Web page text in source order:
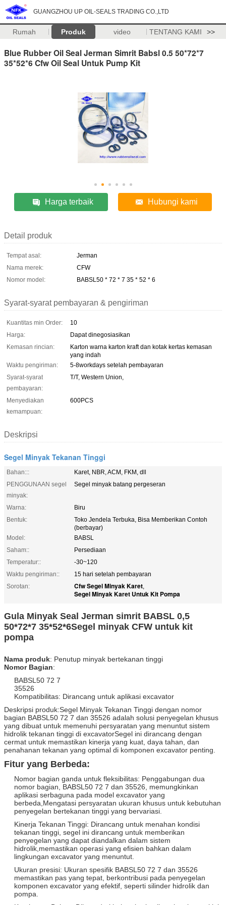
GUANGZHOU UP OIL-SEALS TRADING CO.,LTD
Rumah Produk video TENTANG KAMI >>
Blue Rubber Oil Seal Jerman Simrit Babsl 0.5 50*72*7
35*52*6 Cfw Oil Seal Untuk Pump Kit
Harga terbaik Hubungi kami
Detail produk
Tempat asal:
Jerman
Nama merek:
CFW
Nomor model:
BABSL50 * 72 * 7 35 * 52 * 6
Syarat-syarat pembayaran & pengiriman
Kuantitas min Order:
10
Harga:
Dapat dinegosiasikan
Kemasan rincian:
Karton warna karton kraft dan kotak kertas kemasan
yang indah
Waktu pengiriman:
5-8workdays setelah pembayaran
Syarat-syarat
pembayaran:
T/T, Western Union,
Menyediakan
kemampuan:
600PCS
Deskripsi
Segel Minyak Tekanan Tinggi
Bahan:::
Karet, NBR, ACM, FKM, dll
PENGGUNAAN segel
minyak:
Segel minyak batang pergeseran
Warna:
Biru
Bentuk:
Toko Jendela Terbuka, Bisa Memberikan Contoh
(berbayar)
Model:
BABSL
Saham::
Persediaan
Temperatur::
-30~120
Waktu pengiriman::
15 hari setelah pembayaran
Sorotan:
Cfw Segel Minyak Karet,
Segel Minyak Karet Untuk Kit Pompa
Gula Minyak Seal Jerman simrit BABSL 0,5
50*72*7 35*52*6Segel minyak CFW untuk kit
pompa
Nama produk: Penutup minyak bertekanan tinggi
Nomor Bagian:
BABSL50 72 7
35526
Kompatibilitas: Dirancang untuk aplikasi excavator
Deskripsi produk:Segel Minyak Tekanan Tinggi dengan nomor
bagian BABSL50 72 7 dan 35526 adalah solusi penyegelan khusus
yang dibuat untuk memenuhi persyaratan yang menuntut sistem
hidrolik tekanan tinggi di excavatorSegel ini dirancang dengan
cermat untuk memastikan kinerja yang kuat, daya tahan, dan
penahanan tekanan yang optimal di komponen excavator penting.
Fitur yang Berbeda:
Nomor bagian ganda untuk fleksibilitas: Penggabungan dua
nomor bagian, BABSL50 72 7 dan 35526, memungkinkan
aplikasi serbaguna pada model excavator yang
berbeda,Mengatasi persyaratan ukuran khusus untuk kebutuhan
penyegelan bertekanan tinggi yang bervariasi.
Kinerja Tekanan Tinggi: Dirancang untuk menahan kondisi
tekanan tinggi, segel ini dirancang untuk memberikan
penyegelan yang dapat diandalkan dalam sistem
hidrolik,memastikan operasi yang efisien bahkan dalam
lingkungan excavator yang menuntut.
Ukuran presisi: Ukuran spesifik BABSL50 72 7 dan 35526
memastikan pas yang tepat, berkontribusi pada penyegelan
komponen excavator yang efektif, seperti silinder hidrolik dan
pompa.